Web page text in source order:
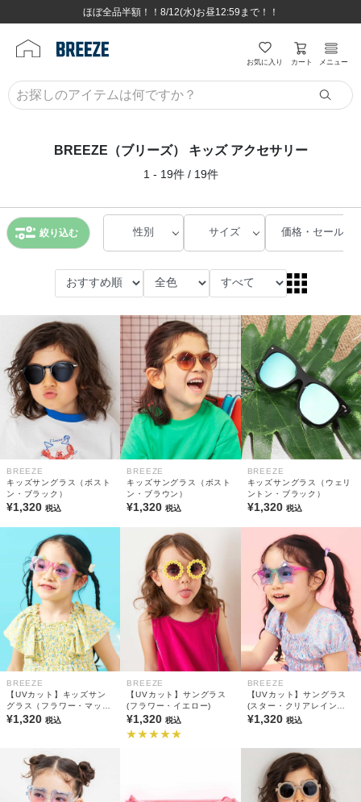
8,800円(税込)以上のお買い物で送料無料♪
ほぼ全品半額！！8/12(水)お昼12:59まで！！
8,800円(税込)以上のお買い物で送料無料♪
ほぼ全品半額！！8/12(水)お昼12:59まで！！
お気に入り カート メニュー
BREEZE（ブリーズ） キッズ アクセサリー
1 - 19件 / 19件
絞り込む 性別 サイズ 価格・セール
BREEZE
キッズサングラス（ボスト
ン・ブラック）
¥1,320 税込
BREEZE
キッズサングラス（ボスト
ン・ブラウン）
¥1,320税込
BREEZE
キッズサングラス（ウェリ
ントン・ブラック）
¥1,320 税込
BREEZE
【UVカット】キッズサン
グラス（フラワー・マット
レインボー）
¥1,320 税込
BREEZE
【UVカット】サングラス
(フラワー・イエロー)
¥1,320税込
BREEZE
【UVカット】サングラス
(スター・クリアレインボ
ー)
¥1,320 税込